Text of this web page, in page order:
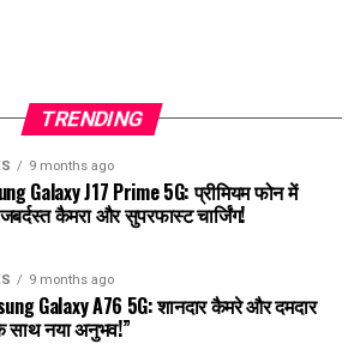
TRENDING
9 months ago
Galaxy J17 Prime 5G: प्रीमियम फोन में
कैमरा और सुपरफास्ट चार्जिंग!
9 months ago
Galaxy A76 5G: शानदार कैमरे और दमदार
साथ नया अनुभव!”